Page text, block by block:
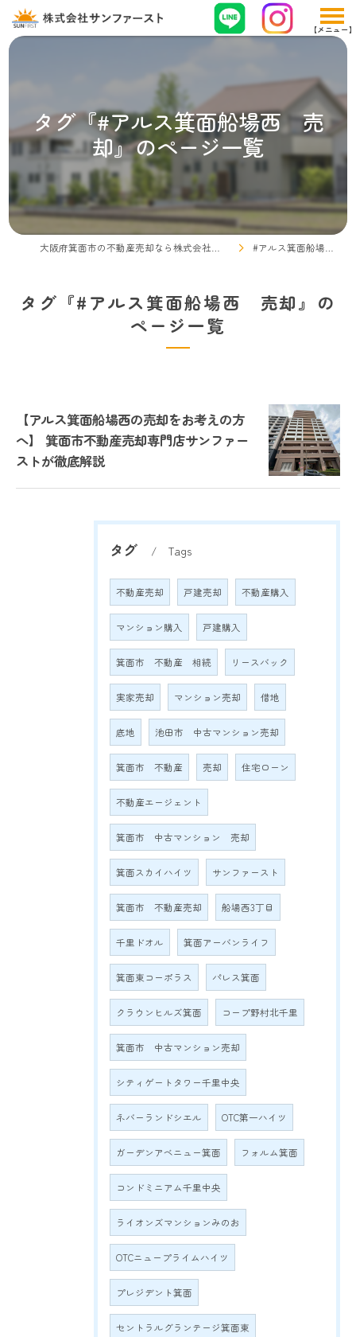
タグ『#アルス箕面船場西 売
却』のページ一覧
#アルス箕面船場西 売却
タグ『#アルス箕面船場西 売却』の
ページ一覧
【アルス箕面船場西の売却をお考えの方
へ】 箕面市不動産売却専門店サンファー
ストが徹底解説
タグ Tags
不動産売却 戸建売却 不動産購入
マンション購入 戸建購入
箕面市 不動産 相続 リースバック
実家売却 マンション売却 借地
底地 池田市 中古マンション売却
箕面市 不動産 売却 住宅ローン
不動産エージェント
箕面市 中古マンション 売却
箕面スカイハイツ サンファースト
箕面市 不動産売却 船場西3丁目
千里ドオル 箕面アーバンライフ
箕面東コーポラス パレス箕面
クラウンヒルズ箕面 コープ野村北千里
箕面市 中古マンション売却
シティゲートタワー千里中央
ネバーランドシエル OTC第一ハイツ
ガーデンアベニュー箕面 フォルム箕面
コンドミニアム千里中央
ライオンズマンションみのお
OTCニュープライムハイツ
プレジデント箕面
セントラルグランテージ箕面東